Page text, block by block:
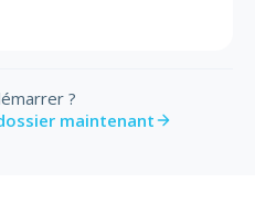
?
maintenant